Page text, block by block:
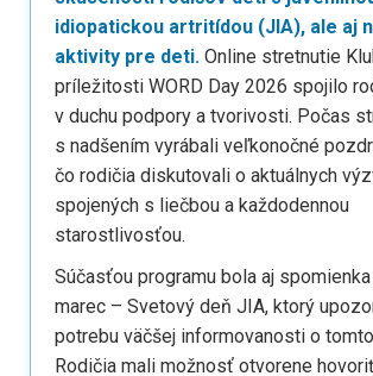
idiopatickou artritídou (JIA), ale aj
aktivity pre deti. Online stretnutie
príležitosti WORD Day 2026 spojilo
v duchu podpory a tvorivosti. Počas
s nadšením vyrábali veľkonočné
čo rodičia diskutovali o aktuálnych
spojených s liečbou a každodennou
starostlivosťou.
Súčasťou programu bola aj spomienka
marec – Svetový deň JIA, ktorý
potrebu väčšej informovanosti o
Rodičia mali možnosť otvorene